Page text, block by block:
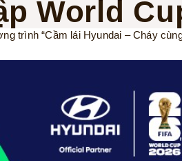
World
trình “Cầm lái Hyundai – Cháy